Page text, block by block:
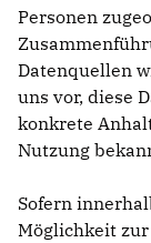
Personen
Datenquellen
uns vor, diese
konkrete
Nutzung
Sofern
Möglichkeit